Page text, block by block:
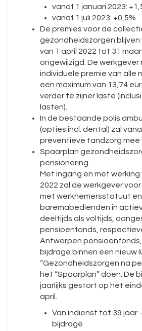
vanaf 1 januari 2023:
vanaf 1 juli 2023: +0,5%
De premies voor de
gezondheidszorgen
van 1 april 2022 tot 31
ongewijzigd. De werkgever
individuele premie van alle
een maximum van 13,74
verder te zijner laste
lasten).
In de bestaande polis
(opties incl. dental) zal
preventieve tandzorg mee
Spaarplan
pensionering.
Met ingang en met werking
2022 zal de werkgever
met werknemersstatuut en
baremabedienden in
deeltijds als voltijds,
pensioenfonds,
Antwerpen pensioenfonds,
bijdrage binnen een nieuw
“Gezondheidszorgen na
het “Spaarplan” doen. De
jaarlijks gestort op het
april.
Van indienst tot 39 jaar
bijdrage